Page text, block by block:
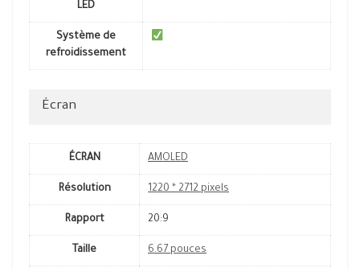
LED
Système de
refroidissement
Écran
ÉCRAN AMOLED
Résolution 1220 * 2712 pixels
Rapport 20:9
Taille 6.67 pouces